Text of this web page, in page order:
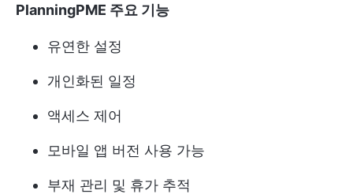
PlanningPME 주요 기능
유연한 설정
개인화된 일정
액세스 제어
모바일 앱 버전 사용 가능
부재 관리 및 휴가 추적